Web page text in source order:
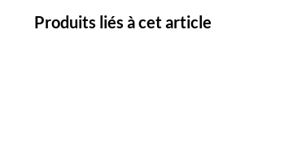
Produits liés à cet article